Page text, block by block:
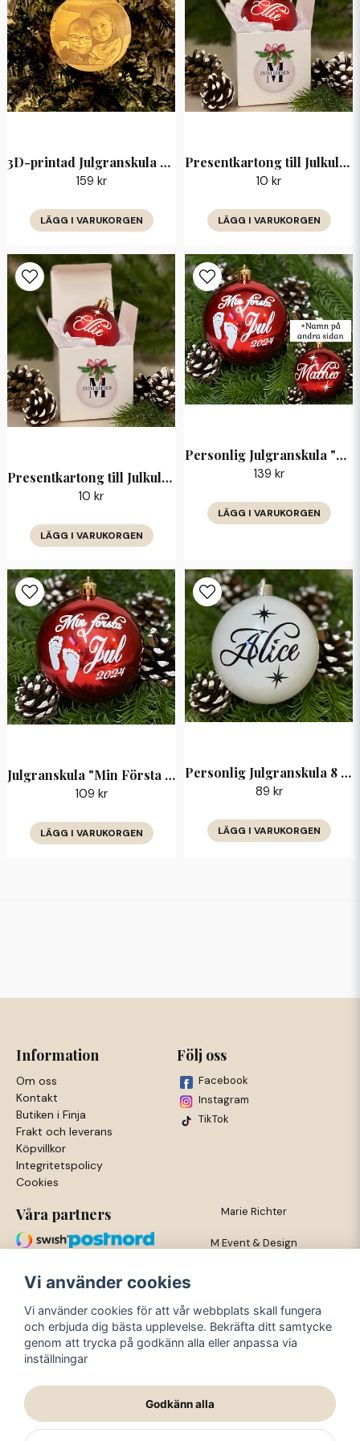
Ja, ni får publicera min fråga
Skicka fråga
3D-printad Julgranskula med Egen Bild — upplyst
159 kr
LÄGG I VARUKORGEN
Presentkartong till Julkula 8 cm
10 kr
LÄGG I VARUKORGEN
Presentkartong till Julkula 6 cm
10 kr
LÄGG I VARUKORGEN
Personlig Julgranskula "Min Första Jul 2025" med Namn — 8 cm
139 kr
LÄGG I VARUKORGEN
Julgranskula "Min Första Jul 2025" 8 cm
109 kr
LÄGG I VARUKORGEN
Personlig Julgranskula 8 cm — typsnitt Alice
89 kr
LÄGG I VARUKORGEN
Information
Om oss
Kontakt
Butiken i Finja
Frakt och leverans
Köpvillkor
Integritetspolicy
Cookies
Följ oss
Facebook
Instagram
TikTok
Våra partners Marie Richter
M Event & Design
281 53 Finja
org nr: 720419-3564
Vi använder cookies
Vi använder cookies för att vår webbplats skall fungera
och erbjuda dig bästa upplevelse. Bekräfta ditt samtycke
genom att trycka på godkänn alla eller anpassa via
inställningar
Godkänn alla